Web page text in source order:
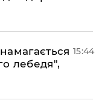
лебедя",
15:44